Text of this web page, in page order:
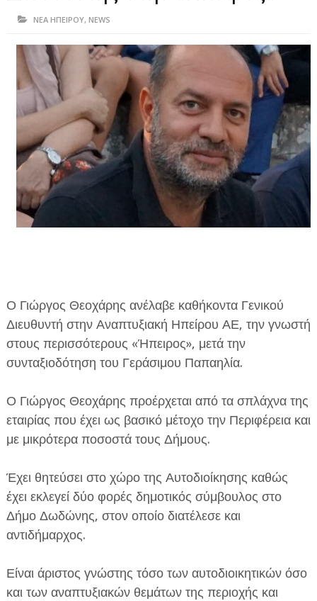
ΑΡΤΑ
ΙΩΑΝΝΙΝΑ
ΘΕΣΠΡΩΤΙΑ
ΙΟΝΙΑ ΝΗΣΙΑ
ΚΑΙ ΕΛΛΑΔΑ
ΥΓΕΙΑ-ΟΜΟΡΦΙΑ
ΔΙΕΘΝΗ
ΕΦΗΜΕΡΙΔΑ Η ΠΑΡΓΑ
ΝΕΑ ΗΠΕΙΡΟΥ, NEWS
Ο Γιώργος Θεοχάρης ανέλαβε καθήκοντα Γενικού
Διευθυντή στην Αναπτυξιακή Ηπείρου ΑΕ, την γνωστή
στους περισσότερους «Ήπειρος», μετά την
συνταξιοδότηση του Γεράσιμου Παπαηλία.
Ο Γιώργος Θεοχάρης προέρχεται από τα σπλάχνα της
εταιρίας που έχει ως βασικό μέτοχο την Περιφέρεια και
με μικρότερα ποσοστά τους Δήμους.
Έχει θητεύσει στο χώρο της Αυτοδιοίκησης καθώς
έχει εκλεγεί δύο φορές δημοτικός σύμβουλος στο
Δήμο Δωδώνης, στον οποίο διατέλεσε και
αντιδήμαρχος.
Είναι άριστος γνώστης τόσο των αυτοδιοικητικών όσο
και των αναπτυξιακών θεμάτων της περιοχής και